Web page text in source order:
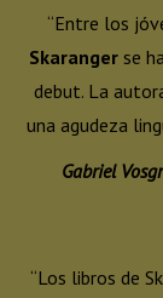
“Entre los
Skarangerse
debut. La
una agudeza
Gabriel
“Los libros de